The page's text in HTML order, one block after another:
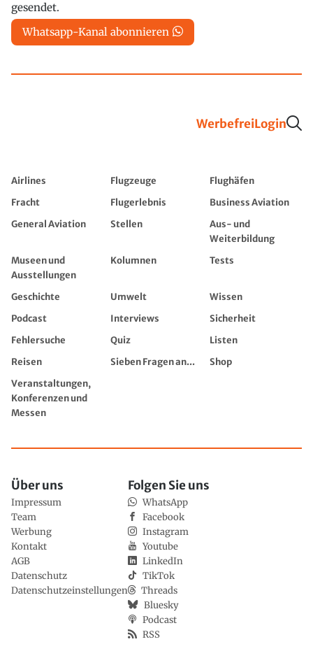
gesendet.
Whatsapp-Kanal abonnieren
WerbefreiLogin
Airlines Flugzeuge
Flughäfen
Fracht
Flugerlebnis
Business Aviation
General Aviation
Stellen
Aus- und
Weiterbildung
Museen und
Ausstellungen
Kolumnen Tests
Geschichte Umwelt
Wissen
Podcast
Interviews
Sicherheit
Fehlersuche
Quiz
Listen
Reisen
Sieben Fragen an...
Shop
Veranstaltungen,
Konferenzen und
Messen
Über uns
Impressum
Team
Werbung
Kontakt
AGB
Datenschutz
Datenschutzeinstellungen
Folgen Sie uns
WhatsApp
Facebook
Instagram
Youtube
LinkedIn
TikTok
Threads
Bluesky
Podcast
RSS